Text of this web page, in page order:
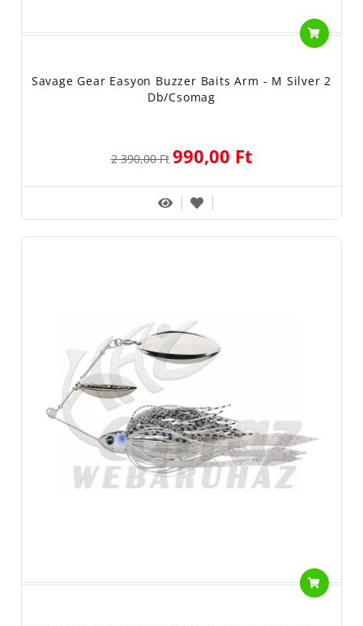
Savage Gear Easyon Buzzer Baits Arm - M Silver 2
Db/csomag
2 390,00 Ft 990,00 Ft